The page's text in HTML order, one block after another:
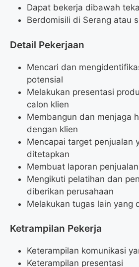
Dapat bekerja dibawah
Berdomisili di Serang atau
Detail Pekerjaan
Mencari dan
potensial
Melakukan presentasi
calon klien
Membangun dan menjaga
dengan klien
Mencapai target penjualan
ditetapkan
Membuat laporan
Mengikuti pelatihan dan
diberikan perusahaan
Melakukan tugas lain yang
Ketrampilan Pekerja
Keterampilan komunikasi
Keterampilan presentasi